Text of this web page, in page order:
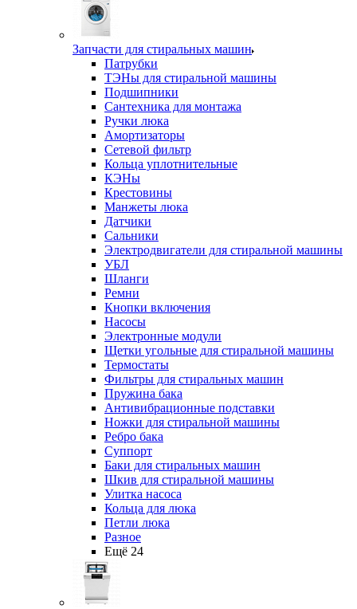
Запчасти для стиральных машин
Патрубки
ТЭНы для стиральной машины
Подшипники
Сантехника для монтажа
Ручки люка
Амортизаторы
Сетевой фильтр
Кольца уплотнительные
КЭНы
Крестовины
Манжеты люка
Датчики
Сальники
Электродвигатели для стиральной машины
УБЛ
Шланги
Ремни
Кнопки включения
Насосы
Электронные модули
Щетки угольные для стиральной машины
Термостаты
Фильтры для стиральных машин
Пружина бака
Антивибрационные подставки
Ножки для стиральной машины
Ребро бака
Суппорт
Баки для стиральных машин
Шкив для стиральной машины
Улитка насоса
Кольца для люка
Петли люка
Разное
Ещё 24